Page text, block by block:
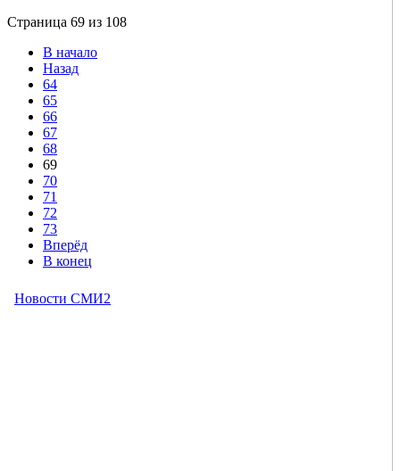
Страница 69 из 108
В начало
Назад
64
65
66
67
68
69
70
71
72
73
Вперёд
В конец